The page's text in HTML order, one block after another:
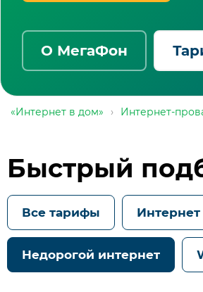
О МегаФон
«Интернет в дом» › Интернет-
Быстрый
Все тарифы Интернет
Недорогой интернет